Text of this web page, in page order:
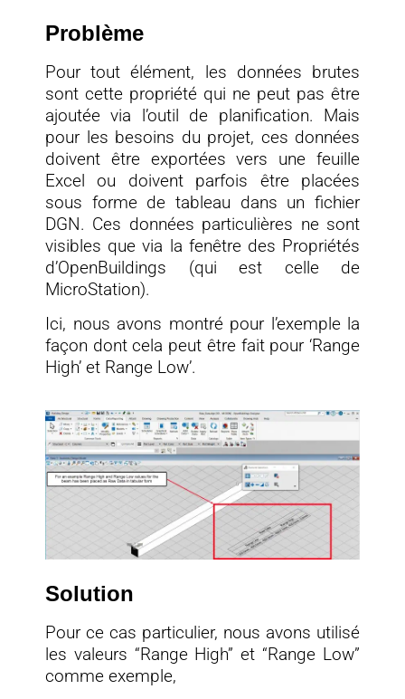
Problème
Pour tout élément, les données brutes
sont cette propriété qui ne peut pas être
ajoutée via l’outil de planification. Mais
pour les besoins du projet, ces données
doivent être exportées vers une feuille
Excel ou doivent parfois être placées
sous forme de tableau dans un fichier
DGN. Ces données particulières ne sont
visibles que via la fenêtre des Propriétés
d’OpenBuildings (qui est celle de
MicroStation).
Ici, nous avons montré pour l’exemple la
façon dont cela peut être fait pour ‘Range
High’ et Range Low’.
Solution
Pour ce cas particulier, nous avons utilisé
les valeurs “Range High” et “Range Low”
comme exemple,